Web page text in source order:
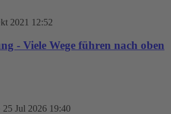
2021 12:52
- Viele Wege führen nach oben
25 Jul 2026 19:40